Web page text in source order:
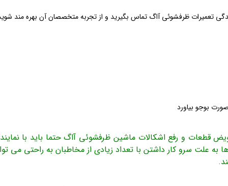
تعمیرات ظرفشوئی آاگ تماس بگیرید و از تجربه متخصصان آن بهره مند
بوجو بیاورد
قطعات و رفع اشکالات ماشین ظرفشوئی آاگ حتما باید با
علت سرو کار داشتن با تعداد زیادی از مخاطبان به راحتی می